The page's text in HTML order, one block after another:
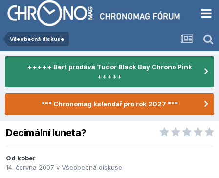
Všeobecná diskuse
+++++ Bert prodává Tudor Black Bay Chrono Pink
+++++
*** Chronomag kalendář pro rok 2027 ***
Decimální luneta?
Od kober
14. června 2007 v Všeobecná diskuse